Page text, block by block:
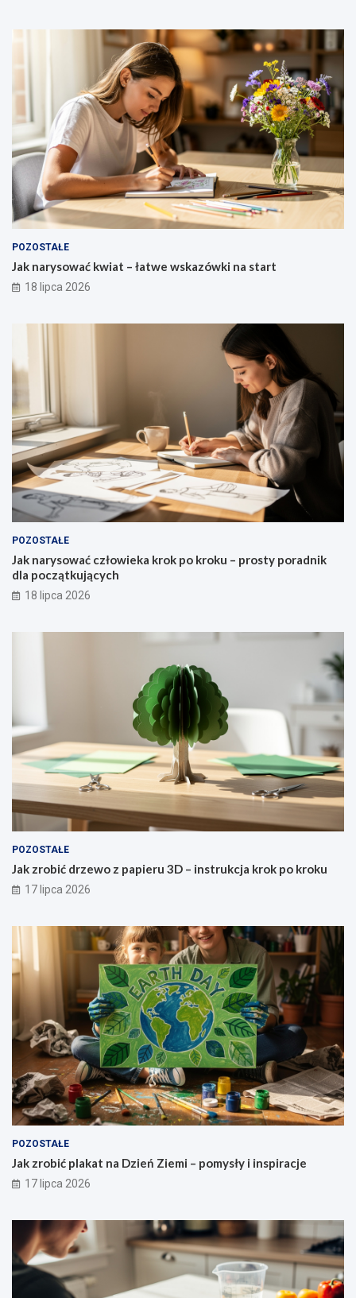
POZOSTAŁE
Jak narysować kwiat – łatwe wskazówki na start
18 lipca 2026
POZOSTAŁE
Jak narysować człowieka krok po kroku – prosty poradnik
dla początkujących
18 lipca 2026
POZOSTAŁE
Jak zrobić drzewo z papieru 3D – instrukcja krok po kroku
17 lipca 2026
POZOSTAŁE
Jak zrobić plakat na Dzień Ziemi – pomysły i inspiracje
17 lipca 2026